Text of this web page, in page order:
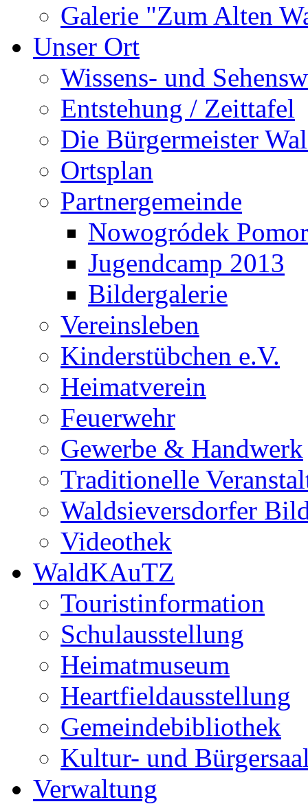
Galerie "Zum Alten
Unser Ort
Wissens- und
Entstehung / Zeittafel
Die Bürgermeister
Ortsplan
Partnergemeinde
Nowogródek
Jugendcamp 2013
Bildergalerie
Vereinsleben
Kinderstübchen e.V.
Heimatverein
Feuerwehr
Gewerbe & Handwerk
Traditionelle
Waldsieversdorfer
Videothek
WaldKAuTZ
Touristinformation
Schulausstellung
Heimatmuseum
Heartfieldausstellung
Gemeindebibliothek
Kultur- und
Verwaltung